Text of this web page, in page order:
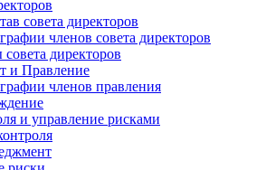
совета директоров
членов совета директоров
директоров
и Правление
членов правления
и управление рисками